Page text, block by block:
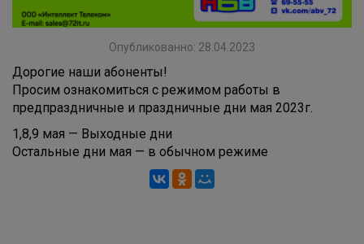
Опубликованно: 28.04.2023
Дорогие наши абоненты!
Просим ознакомиться с режимом работы в
предпраздничные и праздничные дни мая 2023г.
1,8,9 мая — Выходные дни
Остальные дни мая — в обычном режиме